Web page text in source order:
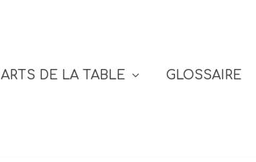
ARTS DE LA TABLE GLOSSAIRE